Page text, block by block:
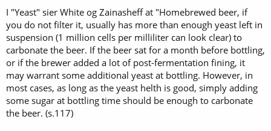
som er konstruert for å gjøre en bestemt oppgave, og bare den. Alle
livsprosesser er avhengige av enzymer, og det finnes følgelig mange
typer. De som omdanner stivelse til sukker er nødvendige i kornet
fordi den spirende planten må få omdannet stivelsen - som er den
nistepakka med næring den trenger for å komme seg gjennom den
første livsfasen - til sukker for å kunne nyttiggjøre seg den.
Etter meskingen kan vi sile en sukkerholdig væske - vørter - fra
maltet. Igjen i kjelen ligger masken, som er det som er igjen av
maltet etter at stivelsen er omdannet til sukker. Den er et utmerket
I "Yeast" sier White og Zainasheff at "Homebrewed beer, if
you do not filter it, usually has more than enough yeast left in
suspension (1 million cells per milliliter can look clear) to
carbonate the beer. If the beer sat for a month before bottling,
or if the brewer added a lot of post-fermentation fining, it
may warrant some additional yeast at bottling. However, in
most cases, as long as the yeast helth is good, simply adding
some sugar at bottling time should be enough to carbonate
the beer. (s.117)